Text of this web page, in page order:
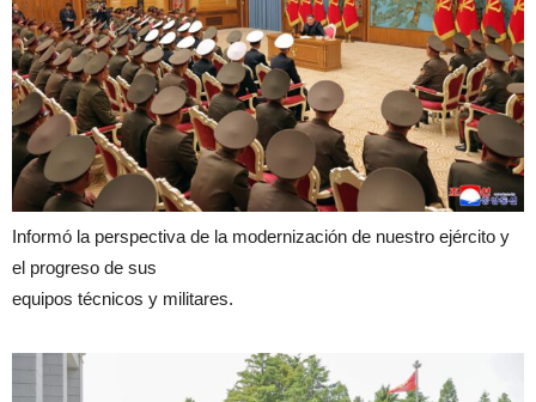
Informó la perspectiva de la modernización de nuestro ejército y
el progreso de sus
equipos técnicos y militares.